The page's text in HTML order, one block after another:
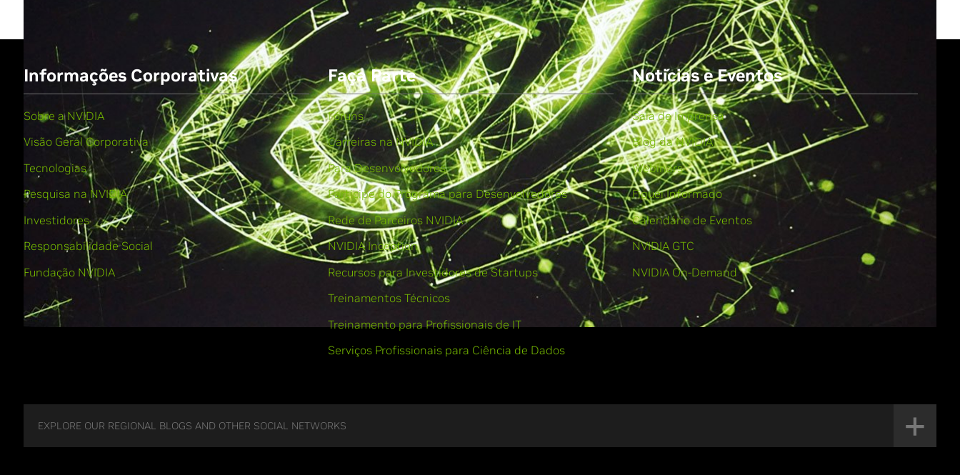
Informações Corporativas
Sobre a NVIDIA
Visão Geral Corporativa
Tecnologias
Pesquisa na NVIDIA
Investidores
Responsabilidade Social
Fundação NVIDIA
Faça Parte
Fóruns
Carreiras na NVIDIA
Para Desenvolvedores
Participe do Programa para Desenvolvedores
Rede de Parceiros NVIDIA
NVIDIA Inception
Recursos para Investidores de Startups
Treinamentos Técnicos
Treinamento para Profissionais de IT
Serviços Profissionais para Ciência de Dados
Notícias e Eventos
Sala de Imprensa
Blog da NVIDIA
Webinars
Fiquei Informado
Calendário de Eventos
NVIDIA GTC
NVIDIA On-Demand
EXPLORE OUR REGIONAL BLOGS AND OTHER SOCIAL NETWORKS